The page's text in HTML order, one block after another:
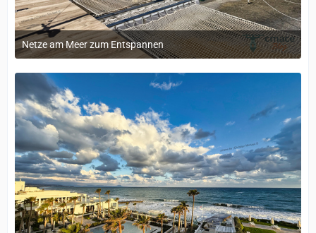
Netze am Meer zum Entspannen
20. Mai 2026 um 14:02